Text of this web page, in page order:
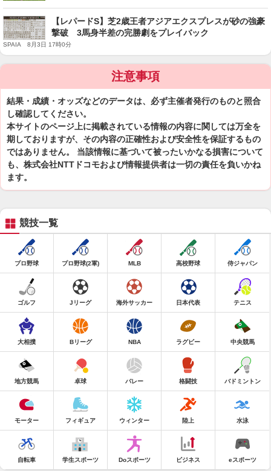
【レパードS】芝2歳王者アジアエクスプレスが砂の強豪
撃破 3馬身半差の完勝劇をプレイバック
SPAIA 8月3日 17時0分
注意事項
結果・成績・オッズなどのデータは、必ず主催者発行のものと照合
し確認してください。
本サイトのページ上に掲載されている情報の内容に関しては万全を
期しておりますが、その内容の正確性および安全性を保証するもの
ではありません。 当該情報に基づいて被ったいかなる損害について
も、株式会社NTTドコモおよび情報提供者は一切の責任を負いかね
ます。
競技一覧
プロ野球 プロ野球(2軍) MLB 高校野球 侍ジャパン
ゴルフ Jリーグ 海外サッカー 日本代表 テニス
大相撲 Bリーグ NBA ラグビー 中央競馬
地方競馬 卓球 バレー 格闘技 バドミントン
モーター フィギュア ウィンター 陸上 水泳
自転車 学生スポーツ Doスポーツ ビジネス eスポーツ